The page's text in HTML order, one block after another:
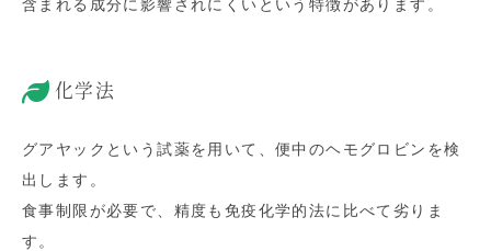
含まれる成分に影響されにくいという特徴があります。
化学法
グアヤックという試薬を用いて、便中のヘモグロビンを検
出します。
食事制限が必要で、精度も免疫化学的法に比べて劣りま
す。